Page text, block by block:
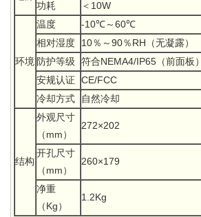
功耗
＜10W
环境
温度
-10℃～60℃
相对湿度
10％～90％RH（无凝露）
防护等级
符合NEMA4/IP65（前面板）
安规认证
CE/FCC
冷却方式
自然冷却
结构
外观尺寸
（mm）
272×202
开孔尺寸
（mm）
260×179
净重
（Kg）
1.2Kg